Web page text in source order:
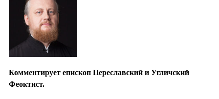
Комментирует епископ Переславский и Угличский
Феоктист.